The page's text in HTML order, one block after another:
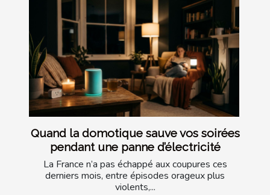
Quand la domotique sauve vos soirées
pendant une panne d’électricité
La France n’a pas échappé aux coupures ces
derniers mois, entre épisodes orageux plus
violents,...